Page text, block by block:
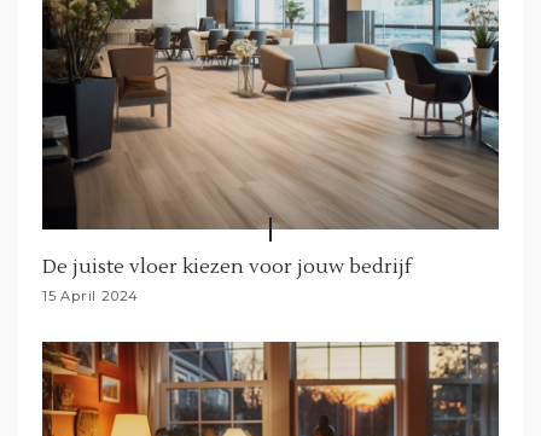
De juiste vloer kiezen voor jouw bedrijf
15 April 2024